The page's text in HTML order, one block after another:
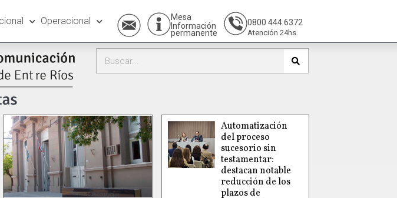
Operacional
Mesa
Información
permanente
0800 444 6372
Atención 24hs.
Automatización
del proceso
sucesorio sin
testamentar:
destacan notable
reducción de los
plazos de